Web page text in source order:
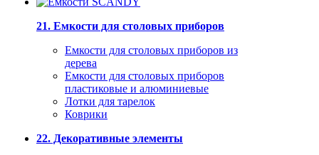
21. Емкости для столовых приборов
Емкости для столовых приборов из
дерева
Емкости для столовых приборов
пластиковые и алюминиевые
Лотки для тарелок
Коврики
22. Декоративные элементы